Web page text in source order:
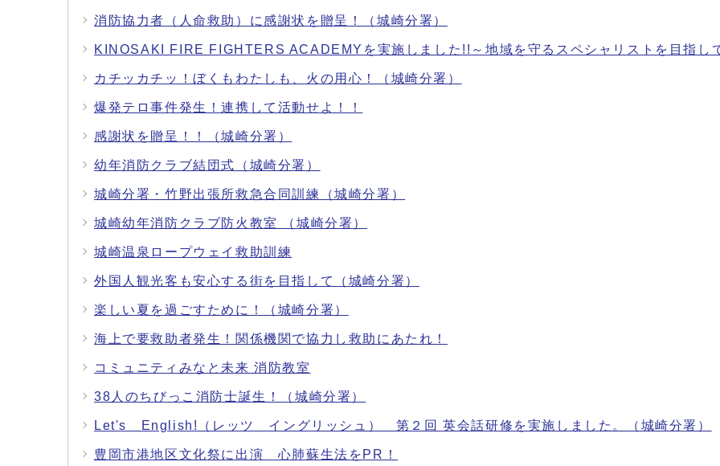
消防協力者（人命救助）に感謝状を贈呈！（城崎分署）
KINOSAKI FIRE FIGHTERS ACADEMYを実施しました!!～地域を守るスペシャリストを目指し
カチッカチッ！ぼくもわたしも、火の用心！（城崎分署）
爆発テロ事件発生！連携して活動せよ！！
感謝状を贈呈！！（城崎分署）
幼年消防クラブ結団式（城崎分署）
城崎分署・竹野出張所救急合同訓練（城崎分署）
城崎幼年消防クラブ防火教室 （城崎分署）
城崎温泉ロープウェイ救助訓練
外国人観光客も安心する街を目指して（城崎分署）
楽しい夏を過ごすために！（城崎分署）
海上で要救助者発生！関係機関で協力し救助にあたれ！
コミュニティみなと未来 消防教室
38人のちびっこ消防士誕生！（城崎分署）
Let's English!（レッツ イングリッシュ） 第２回 英会話研修を実施しました。（城崎分署）
豊岡市港地区文化祭に出演 心肺蘇生法をPR！